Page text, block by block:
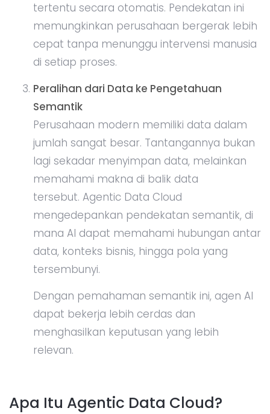
tertentu secara otomatis. Pendekatan ini
memungkinkan perusahaan bergerak lebih
cepat tanpa menunggu intervensi manusia
di setiap proses.
Peralihan dari Data ke Pengetahuan
Semantik
Perusahaan modern memiliki data dalam
jumlah sangat besar. Tantangannya bukan
lagi sekadar menyimpan data, melainkan
memahami makna di balik data
tersebut. Agentic Data Cloud
mengedepankan pendekatan semantik, di
mana AI dapat memahami hubungan antar
data, konteks bisnis, hingga pola yang
tersembunyi.
Dengan pemahaman semantik ini, agen AI
dapat bekerja lebih cerdas dan
menghasilkan keputusan yang lebih
relevan.
Apa Itu Agentic Data Cloud?